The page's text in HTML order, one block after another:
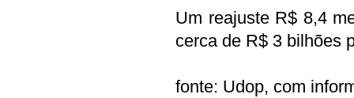
Um reajuste R$ 8,4
cerca de R$ 3 bilhões
fonte: Udop, com